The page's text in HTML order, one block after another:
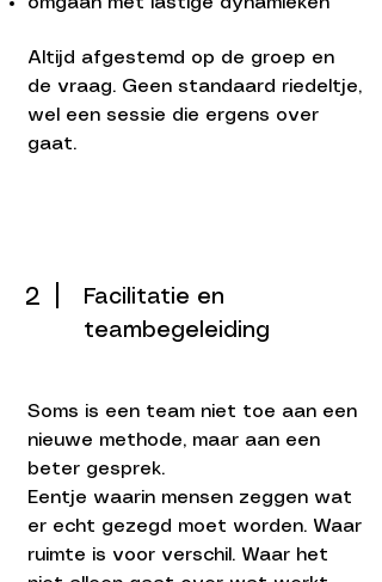
Altijd afgestemd op de groep en
de vraag. Geen standaard riedeltje,
wel een sessie die ergens over
gaat.
2
Facilitatie en
teambegeleiding
Soms is een team niet toe aan een
nieuwe methode, maar aan een
beter gesprek.
Eentje waarin mensen zeggen wat
er echt gezegd moet worden. Waar
ruimte is voor verschil. Waar het